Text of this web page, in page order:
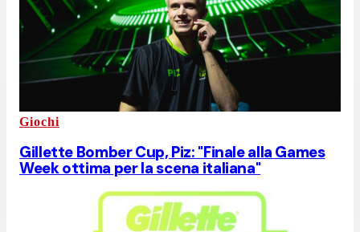
Giochi
Gillette Bomber Cup, Piz: "Finale alla Games
Week ottima per la scena italiana"